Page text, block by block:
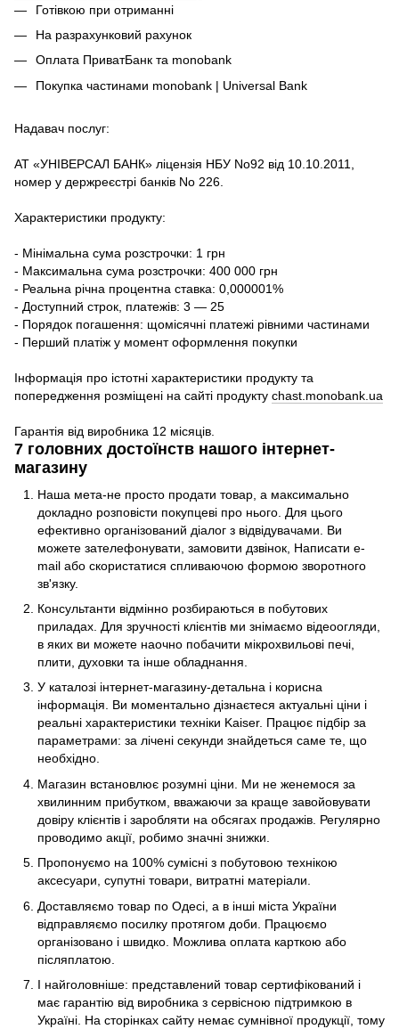
Готівкою при отриманні
На разрахунковий рахунок
Оплата ПриватБанк та monobank
Покупка частинами monobank | Universal Bank
Надавач послуг:
АТ «УНІВЕРСАЛ БАНК» ліцензія НБУ No92 від 10.10.2011,
номер у держреєстрі банків No 226.
Характеристики продукту:
- Мінімальна сума розстрочки: 1 грн
- Максимальна сума розстрочки: 400 000 грн
- Реальна річна процентна ставка: 0,000001%
- Доступний строк, платежів: 3 — 25
- Порядок погашення: щомісячні платежі рівними частинами
- Перший платіж у момент оформлення покупки
Інформація про істотні характеристики продукту та
попередження розміщені на сайті продукту chast.monobank.ua
Гарантія від виробника 12 місяців.
7 головних достоїнств нашого інтернет-
магазину
Наша мета-не просто продати товар, а максимально
докладно розповісти покупцеві про нього. Для цього
ефективно організований діалог з відвідувачами. Ви
можете зателефонувати, замовити дзвінок, Написати e-
mail або скористатися спливаючою формою зворотного
зв'язку.
Консультанти відмінно розбираються в побутових
приладах. Для зручності клієнтів ми знімаємо відеоогляди,
в яких ви можете наочно побачити мікрохвильові печі,
плити, духовки та інше обладнання.
У каталозі інтернет-магазину-детальна і корисна
інформація. Ви моментально дізнаєтеся актуальні ціни і
реальні характеристики техніки Kaiser. Працює підбір за
параметрами: за лічені секунди знайдеться саме те, що
необхідно.
Магазин встановлює розумні ціни. Ми не женемося за
хвилинним прибутком, вважаючи за краще завойовувати
довіру клієнтів і заробляти на обсягах продажів. Регулярно
проводимо акції, робимо значні знижки.
Пропонуємо на 100% сумісні з побутовою технікою
аксесуари, супутні товари, витратні матеріали.
Доставляємо товар по Одесі, а в інші міста України
відправляємо посилку протягом доби. Працюємо
організовано і швидко. Можлива оплата карткою або
післяплатою.
І найголовніше: представлений товар сертифікований і
має гарантію від виробника з сервісною підтримкою в
Україні. На сторінках сайту немає сумнівної продукції, тому